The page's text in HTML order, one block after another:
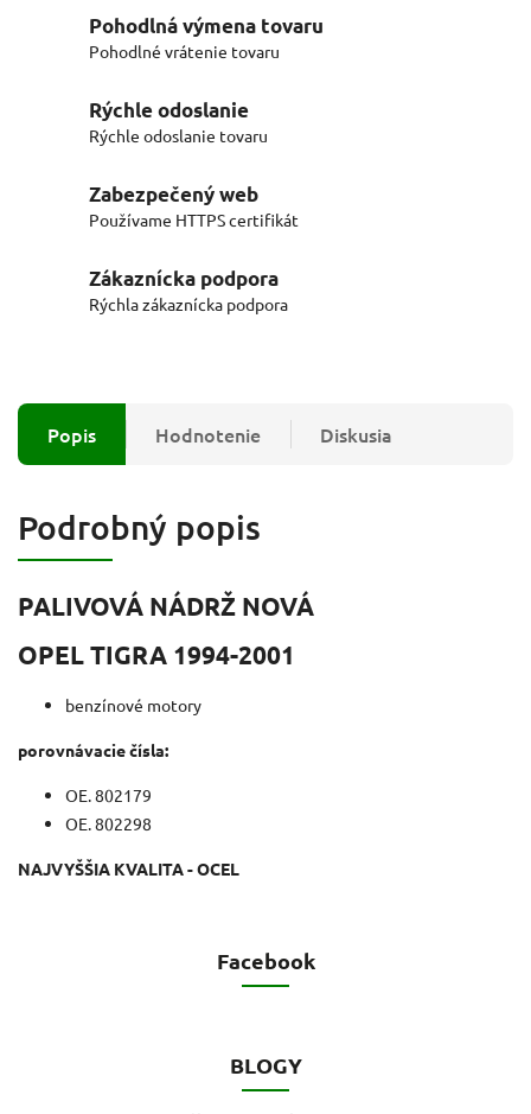
Pohodlná výmena tovaru
Pohodlné vrátenie tovaru
Rýchle odoslanie
Rýchle odoslanie tovaru
Zabezpečený web
Používame HTTPS certifikát
Zákaznícka podpora
Rýchla zákaznícka podpora
Popis Hodnotenie Diskusia
Podrobný popis
PALIVOVÁ NÁDRŽ NOVÁ
OPEL TIGRA 1994-2001
benzínové motory
porovnávacie čísla:
OE.802179
OE.802298
NAJVYŠŠIA KVALITA - OCEL
Facebook
BLOGY